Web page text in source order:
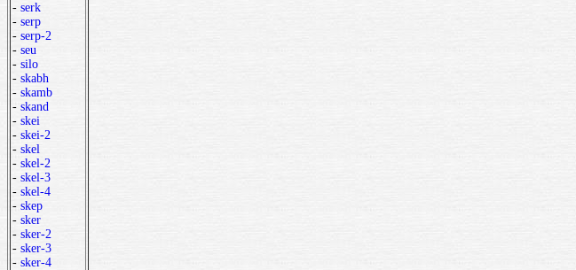
- serk
- serp
- serp-2
- seu
- silo
- skabh
- skamb
- skand
- skei
- skei-2
- skel
- skel-2
- skel-3
- skel-4
- skep
- sker
- sker-2
- sker-3
- sker-4